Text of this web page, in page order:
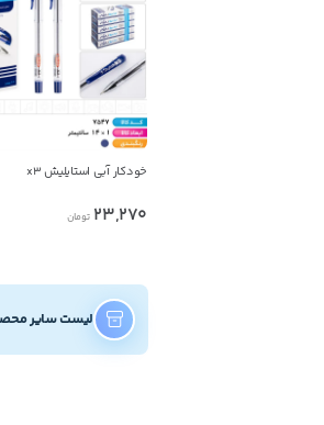
خودکار آبی استایلیش x3
23,270 تومان
لیست سایر